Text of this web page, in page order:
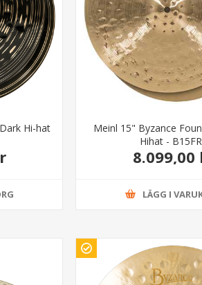
Hi-hat
Meinl 15" Byzance
Hihat -
8.099,00
LÄGG I